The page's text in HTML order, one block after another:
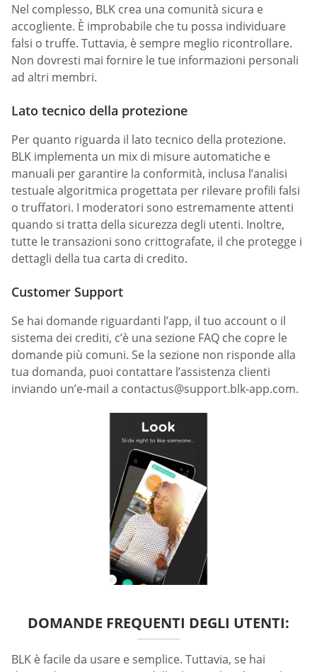
Nel complesso, BLK crea una comunità sicura e
accogliente. È improbabile che tu possa individuare
falsi o truffe. Tuttavia, è sempre meglio ricontrollare.
Non dovresti mai fornire le tue informazioni personali
ad altri membri.
Lato tecnico della protezione
Per quanto riguarda il lato tecnico della protezione.
BLK implementa un mix di misure automatiche e
manuali per garantire la conformità, inclusa l’analisi
testuale algoritmica progettata per rilevare profili falsi
o truffatori. I moderatori sono estremamente attenti
quando si tratta della sicurezza degli utenti. Inoltre,
tutte le transazioni sono crittografate, il che protegge i
dettagli della tua carta di credito.
Customer Support
Se hai domande riguardanti l’app, il tuo account o il
sistema dei crediti, c’è una sezione FAQ che copre le
domande più comuni. Se la sezione non risponde alla
tua domanda, puoi contattare l’assistenza clienti
inviando un’e-mail a contactus@support.blk-app.com.
DOMANDE FREQUENTI DEGLI UTENTI:
BLK è facile da usare e semplice. Tuttavia, se hai